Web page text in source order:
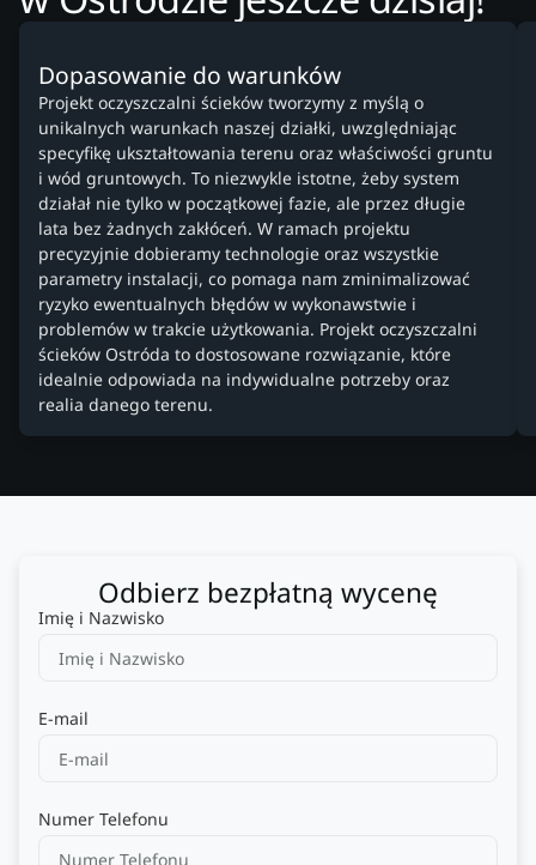
Dopasowanie do warunków
Projekt oczyszczalni ścieków tworzymy z myślą o
unikalnych warunkach naszej działki, uwzględniając
specyfikę ukształtowania terenu oraz właściwości gruntu
i wód gruntowych. To niezwykle istotne, żeby system
działał nie tylko w początkowej fazie, ale przez długie
lata bez żadnych zakłóceń. W ramach projektu
precyzyjnie dobieramy technologie oraz wszystkie
parametry instalacji, co pomaga nam zminimalizować
ryzyko ewentualnych błędów w wykonawstwie i
problemów w trakcie użytkowania. Projekt oczyszczalni
ścieków Ostróda to dostosowane rozwiązanie, które
idealnie odpowiada na indywidualne potrzeby oraz
realia danego terenu.
Odbierz bezpłatną wycenę
Imię i Nazwisko
E-mail
Numer Telefonu